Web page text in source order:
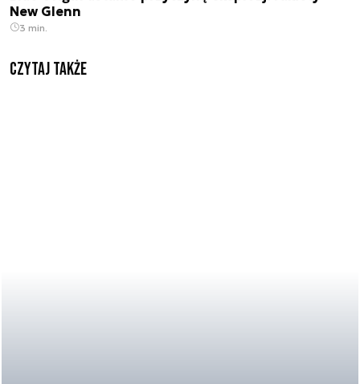
New Glenn
3 min.
Czytaj także